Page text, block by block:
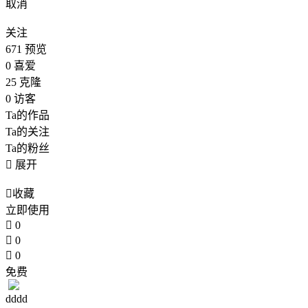
取消
关注
671 预览
0 喜爱
25 克隆
0 访客
Ta的作品
Ta的关注
Ta的粉丝
 展开
收藏
立即使用
 0
 0
 0
免费
dddd